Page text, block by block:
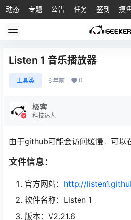
动态 专题 公告 任务 签到 摸鱼
Listen 1 音乐播放器
工具类 6 年前 0
极客
科技达人
由于github可能会访问缓慢，可以
文件信息：
官方网站： http://
软件名称：Listen 1
版本：V2.21.6